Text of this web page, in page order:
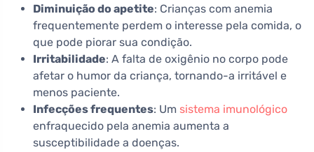
Diminuição do apetite: Crianças com anemia
frequentemente perdem o interesse pela comida, o
que pode piorar sua condição.
Irritabilidade: A falta de oxigênio no corpo pode
afetar o humor da criança, tornando-a irritável e
menos paciente.
Infecções frequentes: Um sistema imunológico
enfraquecido pela anemia aumenta a
susceptibilidade a doenças.